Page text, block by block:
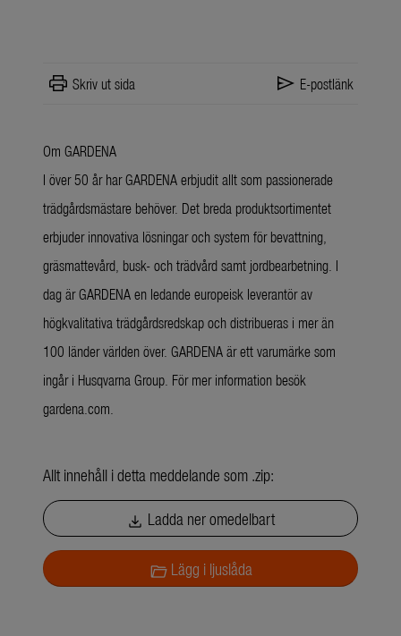
print Skriv ut sida send E-postlänk
Om GARDENA
I över 50 år har GARDENA erbjudit allt som passionerade
trädgårdsmästare behöver. Det breda produktsortimentet
erbjuder innovativa lösningar och system för bevattning,
gräsmattevård, busk- och trädvård samt jordbearbetning. I
dag är GARDENA en ledande europeisk leverantör av
högkvalitativa trädgårdsredskap och distribueras i mer än
100 länder världen över. GARDENA är ett varumärke som
ingår i Husqvarna Group. För mer information besök
gardena.com.
Allt innehåll i detta meddelande som .zip:
download Ladda ner omedelbart
folder_openLägg i ljuslåda